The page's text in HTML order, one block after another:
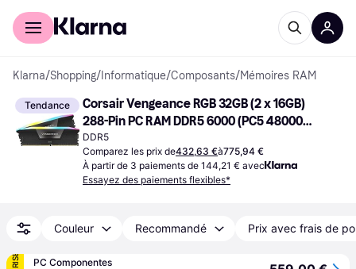
Acheter avec Klarna
Klarna/Shopping/ Informatique/Composants/Mémoires RAM
Tendance
Corsair Vengeance RGB 32GB (2 x 16GB)
288-Pin PC RAM DDR5 6000 (PC5 48000)
Desktop Memory Model
CMH32GX5M2E6000C36K
DDR5
Comparez les prix de432,63 €à775,94 €
À partir de 3 paiements de 144,21 € avec
Essayez des paiements flexibles*
Couleur Recommandé Prix avec frais de
PC Componentes